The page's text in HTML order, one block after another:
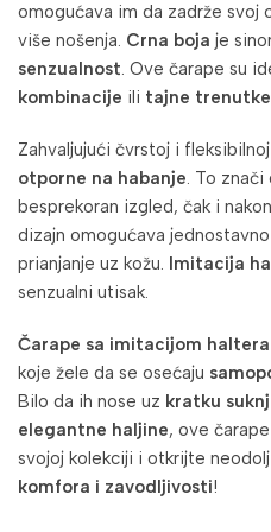
omogućava im da zadrže svoj
više nošenja. Crna boja je
senzualnost. Ove čarape su
kombinacije ili tajne
Zahvaljujući čvrstoj i
otporne na habanje. To
besprekoran izgled, čak i
dizajn omogućava
prianjanje uz kožu. Imitacija
senzualni utisak.
Čarape sa imitacijom haltera
koje žele da se osećaju
Bilo da ih nose uz kratku
elegantne haljine, ove
svojoj kolekciji i otkrijte
komfora i zavodljivosti!